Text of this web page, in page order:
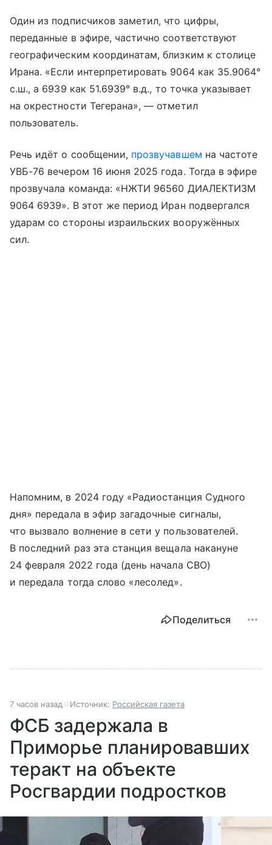
Один из подписчиков заметил, что цифры,
переданные в эфире, частично соответствуют
географическим координатам, близким к столице
Ирана. «Если интерпретировать 9064 как 35.9064°
с.ш., а 6939 как 51.6939° в.д., то точка указывает
на окрестности Тегерана», — отметил
пользователь.
Речь идёт о сообщении, прозвучавшем на частоте
УВБ-76 вечером 16 июня 2025 года. Тогда в эфире
прозвучала команда: «НЖТИ 96560 ДИАЛЕКТИЗМ
9064 6939». В этот же период Иран подвергался
ударам со стороны израильских вооружённых
сил.
Напомним, в 2024 году «Радиостанция Судного
дня» передала в эфир загадочные сигналы,
что вызвало волнение в сети у пользователей.
В последний раз эта станция вещала накануне
24 февраля 2022 года (день начала СВО)
и передала тогда слово «лесолед».
Поделиться
7 часов назад Источник: Российская газета
ФСБ задержала в
Приморье планировавших
теракт на объекте
Росгвардии подростков